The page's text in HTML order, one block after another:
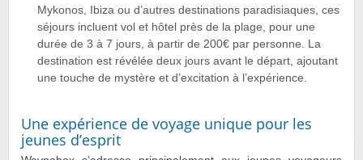
Mykonos, Ibiza ou d’autres destinations paradisiaques, ces
séjours incluent vol et hôtel près de la plage, pour une
durée de 3 à 7 jours, à partir de 200€ par personne. La
destination est révélée deux jours avant le départ, ajoutant
une touche de mystère et d’excitation à l’expérience.
Une expérience de voyage unique pour les
jeunes d’esprit